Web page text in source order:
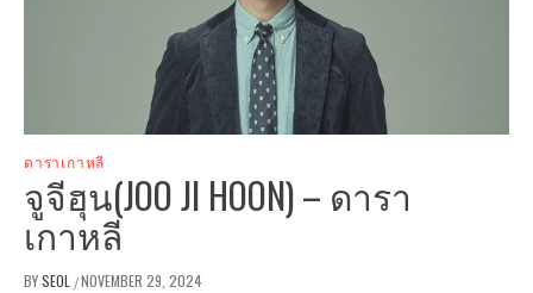
ดาราเกาหลี
จูจีฮุน(JOO JI HOON) – ดารา
เกาหลี
BYSEOL /NOVEMBER 29, 2024